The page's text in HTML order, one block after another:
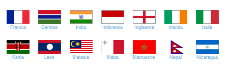
Francia Gambia India Indonesia Inglaterra Irlanda Italia
Kenia Laos Malasia Malta Marruecos Nepal Nicaragua